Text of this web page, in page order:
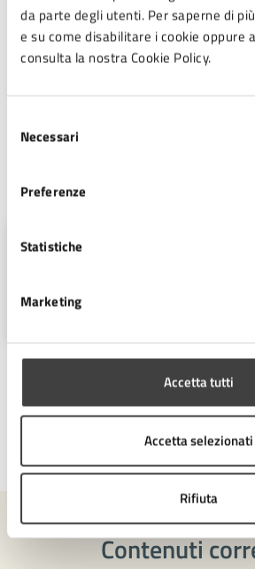
da parte degli utenti. Per saperne di
e su come disabilitare i cookie oppure
consulta la nostra Cookie Policy.
delNecessari
Preferenze
Statistiche
Marketing
Accetta tutti
Accetta selezionati
Rifiuta
che richiedono un intervento
valido il Numero unico di emergenza
inviate tramite il Controllo di vicinato
A cura di
Ufficio Stampa
47521
Ultimo aggiornamento:04/06/2026,
Contenuti